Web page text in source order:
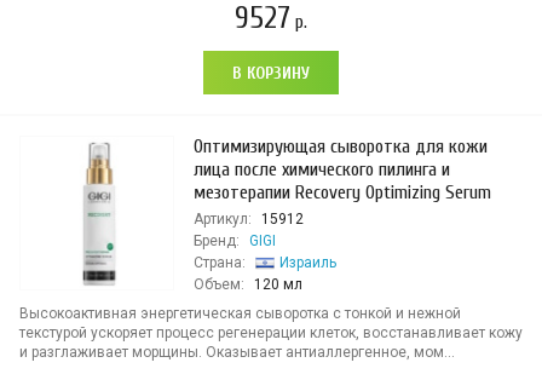
9527 р.
В КОРЗИНУ
Оптимизирующая сыворотка для кожи
лица после химического пилинга и
мезотерапии Recovery Optimizing Serum
Артикул:
15912
Бренд:
GIGI
Страна:
Израиль
Объем:
120 мл
Высокоактивная энергетическая сыворотка с тонкой и нежной
текстурой ускоряет процесс регенерации клеток, восстанавливает кожу
и разглаживает морщины. Оказывает антиаллергенное, мом...